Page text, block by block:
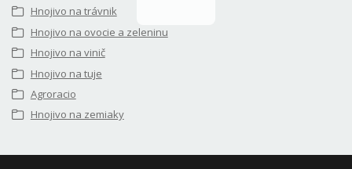
Hnojivo na trávnik
Hnojivo na ovocie a zeleninu
Hnojivo na vinič
Hnojivo na tuje
Agroracio
Hnojivo na zemiaky